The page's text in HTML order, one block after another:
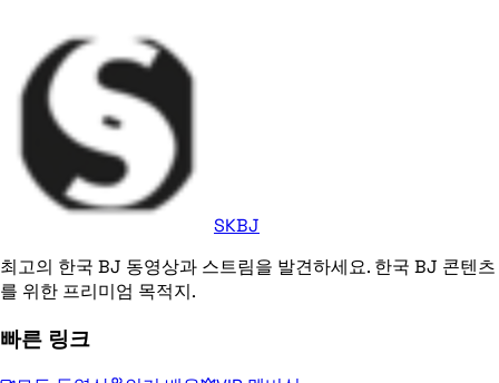
SKBJ
최고의 한국 BJ 동영상과 스트림을 발견하세요. 한국 BJ 콘텐츠
를 위한 프리미엄 목적지.
빠른 링크